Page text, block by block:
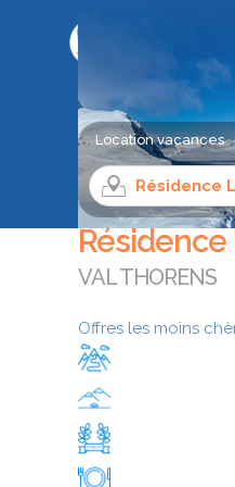
LE COMPARATEUR DE
Location vacances
Location appartement ski
VAL THORENS
Offres les moins